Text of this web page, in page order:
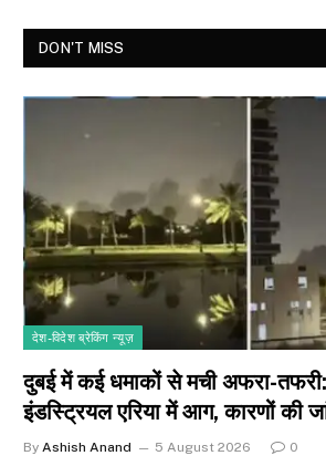
DON'T MISS
देश-विदेश ब्रेकिंग न्यूज़
दुबई में कई धमाकों से मची अफरा-
इंडस्ट्रियल एरिया में आग, कारणों की
By Ashish Anand 5 August 2026 0